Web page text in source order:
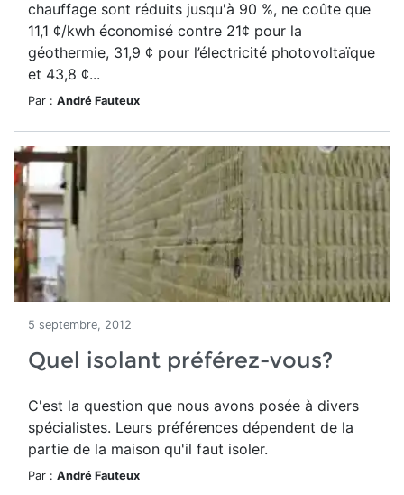
chauffage sont réduits jusqu'à 90 %, ne coûte que
11,1 ¢/kwh économisé contre 21¢ pour la
géothermie, 31,9 ¢ pour l’électricité photovoltaïque
et 43,8 ¢...
Par : André Fauteux
5 septembre, 2012
Quel isolant préférez-vous?
C'est la question que nous avons posée à divers
spécialistes. Leurs préférences dépendent de la
partie de la maison qu'il faut isoler.
Par : André Fauteux